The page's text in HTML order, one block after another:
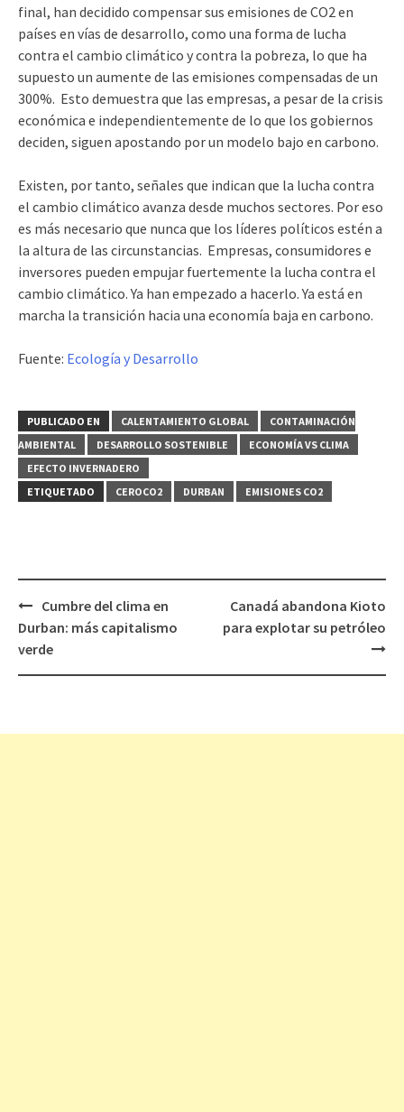
final, han decidido compensar sus emisiones de CO2 en
países en vías de desarrollo, como una forma de lucha
contra el cambio climático y contra la pobreza, lo que ha
supuesto un aumente de las emisiones compensadas de un
300%. Esto demuestra que las empresas, a pesar de la crisis
económica e independientemente de lo que los gobiernos
deciden, siguen apostando por un modelo bajo en carbono.
Existen, por tanto, señales que indican que la lucha contra
el cambio climático avanza desde muchos sectores. Por eso
es más necesario que nunca que los líderes políticos estén a
la altura de las circunstancias. Empresas, consumidores e
inversores pueden empujar fuertemente la lucha contra el
cambio climático. Ya han empezado a hacerlo. Ya está en
marcha la transición hacia una economía baja en carbono.
Fuente: Ecología y Desarrollo
PUBLICADO EN CALENTAMIENTO GLOBAL
CONTAMINACIÓN
AMBIENTAL
DESARROLLO SOSTENIBLE
ECONOMÍA VS CLIMA
EFECTO INVERNADERO
ETIQUETADO
CEROCO2 DURBAN EMISIONES CO2
Navegación
de
Cumbre del clima en
Durban: más capitalismo
verde
Canadá abandona Kioto
para explotar su petróleo